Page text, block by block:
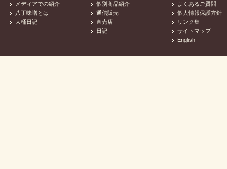
メディアでの紹介
八丁味噌とは
大桶日記
個別商品紹介
通信販売
直売店
日記
よくあるご質問
個人情報保護方針
リンク集
サイトマップ
English